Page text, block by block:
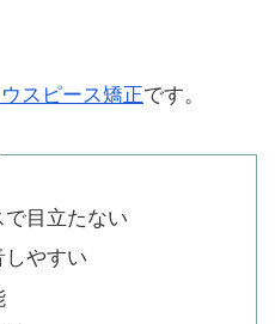
スピース矯正です。
目立たない
やすい